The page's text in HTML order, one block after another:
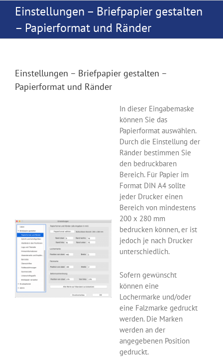
Inhalt
springen
Einstellungen – Briefpapier gestalten
– Papierformat und Ränder
Einstellungen – Briefpapier gestalten –
Papierformat und Ränder
In dieser Eingabemaske
können Sie das
Papierformat auswählen.
Durch die Einstellung der
Ränder bestimmen Sie
den bedruckbaren
Bereich. Für Papier im
Format DIN A4 sollte
jeder Drucker einen
Bereich von mindestens
200 x 280 mm
bedrucken können, er ist
jedoch je nach Drucker
unterschiedlich.
Sofern gewünscht
können eine
Lochermarke und/oder
eine Falzmarke gedruckt
werden. Die Marken
werden an der
angegebenen Position
gedruckt.